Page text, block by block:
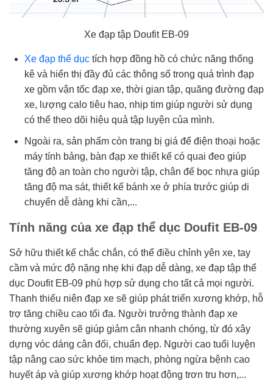
Xe đạp tập Doufit EB-09
Xe đạp thể dục tích hợp đồng hồ có chức năng thống
kê và hiển thị đầy đủ các thông số trong quá trình đạp
xe gồm vận tốc đạp xe, thời gian tập, quãng đường đạp
xe, lượng calo tiêu hao, nhịp tim giúp người sử dụng
có thể theo dõi hiệu quả tập luyện của mình.
Ngoài ra, sản phẩm còn trang bị giá để điện thoại hoặc
máy tính bảng, bàn đạp xe thiết kế có quai đeo giúp
tăng độ an toàn cho người tập, chân đế bọc nhựa giúp
tăng độ ma sát, thiết kế bánh xe ở phía trước giúp di
chuyển dễ dàng khi cần,...
Tính năng của xe đạp thể dục Doufit EB-09
Sở hữu thiết kế chắc chắn, có thể điều chỉnh yên xe, tay
cầm và mức độ nặng nhẹ khi đạp dễ dàng, xe đạp tập thể
dục Doufit EB-09 phù hợp sử dụng cho tất cả mọi người.
Thanh thiếu niên đạp xe sẽ giúp phát triển xương khớp, hỗ
trợ tăng chiều cao tối đa. Người trưởng thành đạp xe
thường xuyên sẽ giúp giảm cân nhanh chóng, từ đó xây
dựng vóc dáng cân đối, chuẩn đẹp. Người cao tuổi luyện
tập nâng cao sức khỏe tim mạch, phòng ngừa bệnh cao
huyết áp và giúp xương khớp hoạt động trơn tru hơn,...